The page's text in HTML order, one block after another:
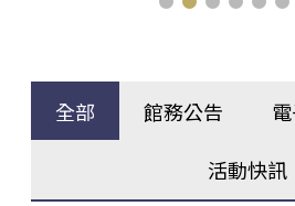
全部 館務公告
活動快訊